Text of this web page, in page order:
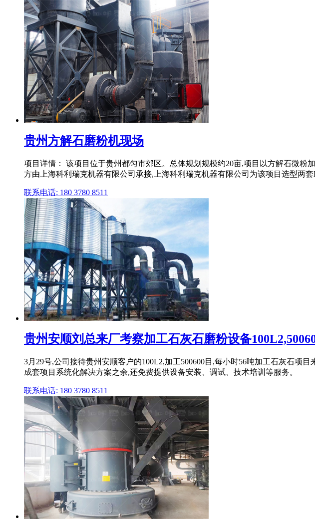
贵州方解石磨粉机现场
项目详情： 该项目位于贵州都匀市郊区。总体规划规模约20亩,项目以方解石微
方由上海科利瑞克机器有限公司承接,上海科利瑞克机器有限公司为该项目选型两
联系电话: 180 3780 8511
贵州安顺刘总来厂考察加工石灰石磨粉设备
3月29号,公司接待贵州安顺客户的100L2,加工500600目,每小时56吨加工石灰石项
成套项目系统化解决方案之余,还免费提供设备安装、调试、技术培训等服务。
联系电话: 180 3780 8511